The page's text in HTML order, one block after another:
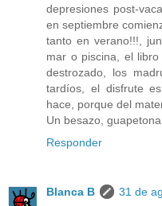
depresiones post-
en septiembre
tanto en verano!!!,
mar o piscina, el
destrozado, los
tardíos, el disfrute
hace, porque del
Un besazo, guapetona.
Responder
Blanca B
31 de